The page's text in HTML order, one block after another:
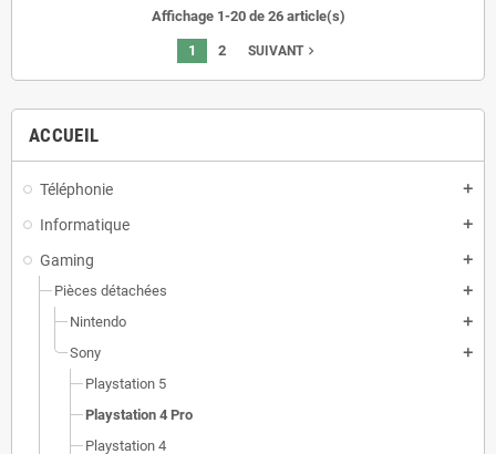
ACCUEIL
Téléphonie add
Informatique add
Gaming add
Pièces détachées add
Nintendo add
Sony add
Playstation 5
Playstation 4 Pro
Playstation 4
Affichage 1-20 de 26 article(s)
1 2 SUIVANTnavigate_next